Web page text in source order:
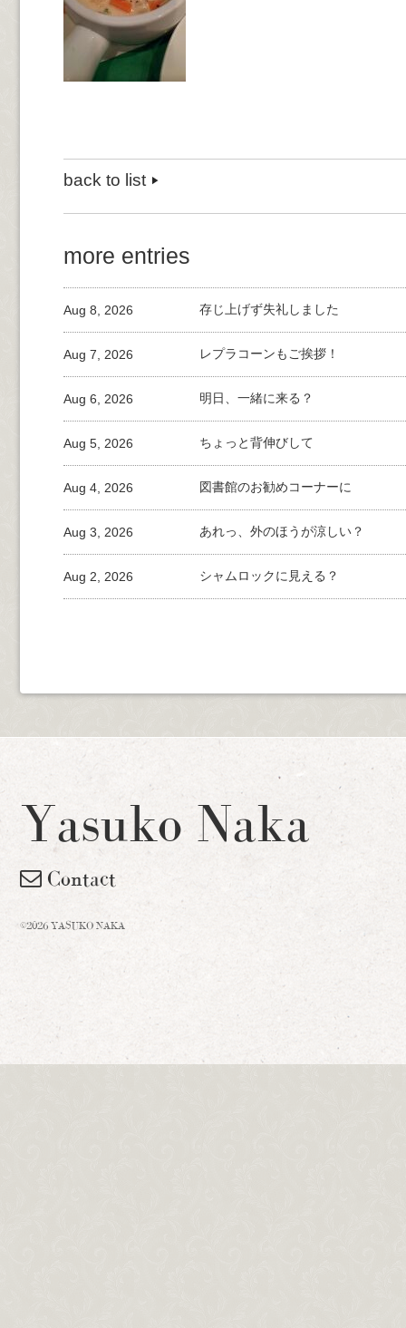
back to list
more entries
存じ上げず失礼しました
Aug 8, 2026
レプラコーンもご挨拶！
Aug 7, 2026
明日、一緒に来る？
Aug 6, 2026
ちょっと背伸びして
Aug 5, 2026
図書館のお勧めコーナーに
Aug 4, 2026
あれっ、外のほうが涼しい？
Aug 3, 2026
シャムロックに見える？
Aug 2, 2026
Yasuko Naka
Contact
©2026 YASUKO NAKA